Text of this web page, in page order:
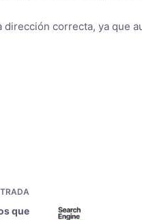
correcta, ya que
que